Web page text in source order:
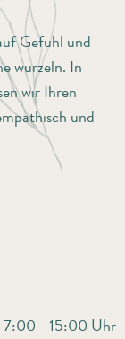
Gefühl und
wurzeln. In
wir Ihren
und
7:00 - 15:00 Uhr